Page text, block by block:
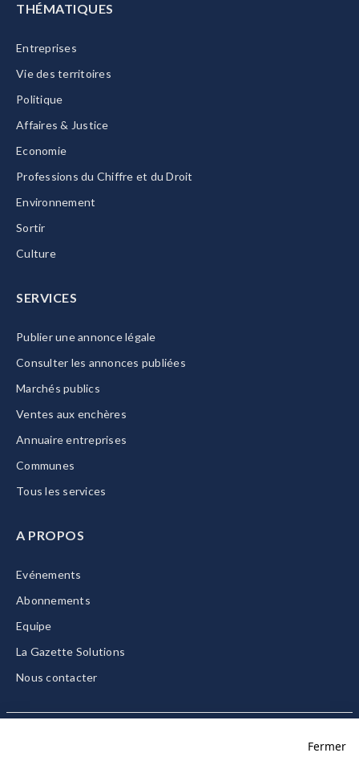
THÉMATIQUES
Entreprises
Vie des territoires
Politique
Affaires & Justice
Economie
Professions du Chiffre et du Droit
Environnement
Sortir
Culture
SERVICES
Publier une annonce légale
Consulter les annonces publiées
Marchés publics
Ventes aux enchères
Annuaire entreprises
Communes
Tous les services
A PROPOS
Evénements
Abonnements
Equipe
La Gazette Solutions
Nous contacter
Fermer